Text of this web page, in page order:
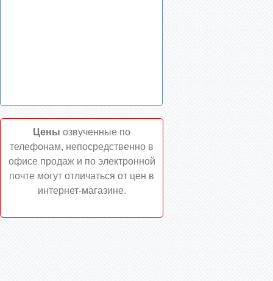
Цены озвученные по
телефонам, непосредственно в
офисе продаж и по электронной
почте могут отличаться от цен в
интернет-магазине.